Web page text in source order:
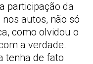
participação da
autos, não só
como olvidou o
a verdade.
tenha de fato